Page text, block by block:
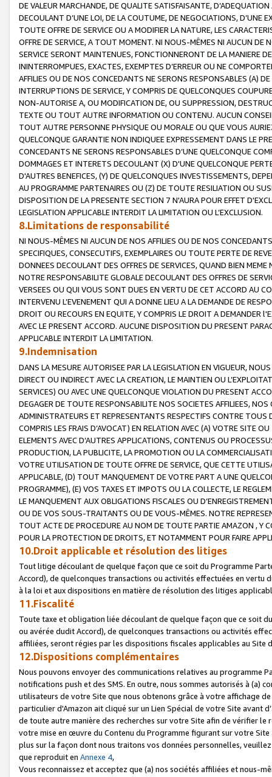
DE VALEUR MARCHANDE, DE QUALITE SATISFAISANTE,
DECOULANT D’UNE LOI, DE LA COUTUME, DE NEGOCIATIONS, D’UNE
TOUTE OFFRE DE SERVICE OU A MODIFIER LA NATURE, LES
OFFRE DE SERVICE, A TOUT MOMENT. NI NOUS-MÊMES NI AUCUN DE
SERVICE SERONT MAINTENUES, FONCTIONNERONT DE LA MANIERE
ININTERROMPUES, EXACTES, EXEMPTES D’ERREUR OU NE
AFFILIES OU DE NOS CONCEDANTS NE SERONS RESPONSABLES (A)
INTERRUPTIONS DE SERVICE, Y COMPRIS DE QUELCONQUES
NON-AUTORISE A, OU MODIFICATION DE, OU SUPPRESSION,
TEXTE OU TOUT AUTRE INFORMATION OU CONTENU. AUCUN
TOUT AUTRE PERSONNE PHYSIQUE OU MORALE OU QUE VOUS
QUELCONQUE GARANTIE NON INDIQUEE EXPRESSEMENT DANS LE
CONCEDANTS NE SERONS RESPONSABLES D’UNE QUELCONQUE
DOMMAGES ET INTERETS DECOULANT (X) D'UNE QUELCONQUE
D'AUTRES BENEFICES, (Y) DE QUELCONQUES INVESTISSEMENTS,
AU PROGRAMME PARTENAIRES OU (Z) DE TOUTE RESILIATION OU
DISPOSITION DE LA PRESENTE SECTION 7 N'AURA POUR EFFET
LEGISLATION APPLICABLE INTERDIT LA LIMITATION OU L’EXCLUSION.
8.Limitations de responsabilité
NI NOUS-MÊMES NI AUCUN DE NOS AFFILIES OU DE NOS
SPECIFIQUES, CONSECUTIFS, EXEMPLAIRES OU TOUTE PERTE DE
DONNEES DECOULANT DES OFFRES DE SERVICES, QUAND BIEN
NOTRE RESPONSABILITE GLOBALE DECOULANT DES OFFRES DE
VERSEES OU QUI VOUS SONT DUES EN VERTU DE CET ACCORD AU
INTERVENU L’EVENEMENT QUI A DONNE LIEU A LA DEMANDE DE
DROIT OU RECOURS EN EQUITE, Y COMPRIS LE DROIT A DEMANDER
AVEC LE PRESENT ACCORD. AUCUNE DISPOSITION DU PRESENT
APPLICABLE INTERDIT LA LIMITATION.
9.Indemnisation
DANS LA MESURE AUTORISEE PAR LA LEGISLATION EN VIGUEUR,
DIRECT OU INDIRECT AVEC LA CREATION, LE MAINTIEN OU
SERVICES) OU AVEC UNE QUELCONQUE VIOLATION DU PRESENT
DEGAGER DE TOUTE RESPONSABILITE NOS SOCIETES AFFILIEES,
ADMINISTRATEURS ET REPRESENTANTS RESPECTIFS CONTRE
COMPRIS LES FRAIS D’AVOCAT) EN RELATION AVEC (A) VOTRE SITE
ELEMENTS AVEC D’AUTRES APPLICATIONS, CONTENUS OU
PRODUCTION, LA PUBLICITE, LA PROMOTION OU LA
VOTRE UTILISATION DE TOUTE OFFRE DE SERVICE, QUE CETTE
APPLICABLE, (D) TOUT MANQUEMENT DE VOTRE PART A UNE
PROGRAMME), (E) VOS TAXES ET IMPOTS OU LA COLLECTE, LE
LE MANQUEMENT AUX OBLIGATIONS FISCALES OU
OU DE VOS SOUS-TRAITANTS OU DE VOUS-MÊMES. NOTRE
TOUT ACTE DE PROCEDURE AU NOM DE TOUTE PARTIE AMAZON , Y
POUR LA PROTECTION DE DROITS, ET NOTAMMENT POUR FAIRE
10.Droit applicable et résolution des litiges
Tout litige découlant de quelque façon que ce soit du Programme
Accord), de quelconques transactions ou activités effectuées en vertu
à la loi et aux dispositions en matière de résolution des litiges
11.Fiscalité
Toute taxe et obligation liée découlant de quelque façon que ce soit
ou avérée dudit Accord), de quelconques transactions ou activités
affiliées, seront régies par les dispositions fiscales applicables au Site
12.Dispositions complémentaires
Nous pouvons envoyer des communications relatives au programme
notifications push et des SMS. En outre, nous sommes autorisés à
utilisateurs de votre Site que nous obtenons grâce à votre affichage
particulier d'Amazon ait cliqué sur un Lien Spécial de votre Site avant
de toute autre manière des recherches sur votre Site afin de vérifier
votre mise en œuvre du Contenu du Programme figurant sur votre
plus sur la façon dont nous traitons vos données personnelles,
que reproduit en Annexe 4,
Vous reconnaissez et acceptez que (a) nos sociétés affiliées et nous-